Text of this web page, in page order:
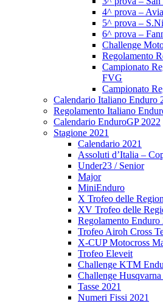
4^ prova –
5^ prova –
6^ prova –
Challenge
Regolamento
Campionato
FVG
Campionato
Calendario Italiano Enduro
Regolamento Italiano
Calendario EnduroGP 2022
Stagione 2021
Calendario 2021
Assoluti d’Italia –
Under23 / Senior
Major
MiniEnduro
X Trofeo delle
XV Trofeo delle
Regolamento Enduro
Trofeo Airoh Cross
X-CUP Motocross
Trofeo Eleveit
Challenge KTM
Challenge
Tasse 2021
Numeri Fissi 2021